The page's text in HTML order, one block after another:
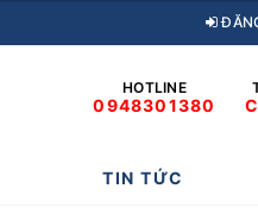
HOTLINE
0948301380
TIN TỨC